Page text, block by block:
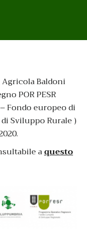
Agricola Baldoni
POR PESR
Fondo europeo di
Sviluppo Rurale )
aquesto